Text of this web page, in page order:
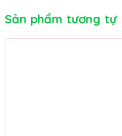
Sản phẩm tương tự